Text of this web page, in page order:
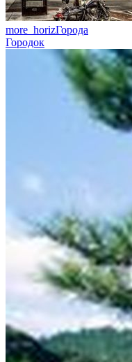
more_horizГорода
Городок